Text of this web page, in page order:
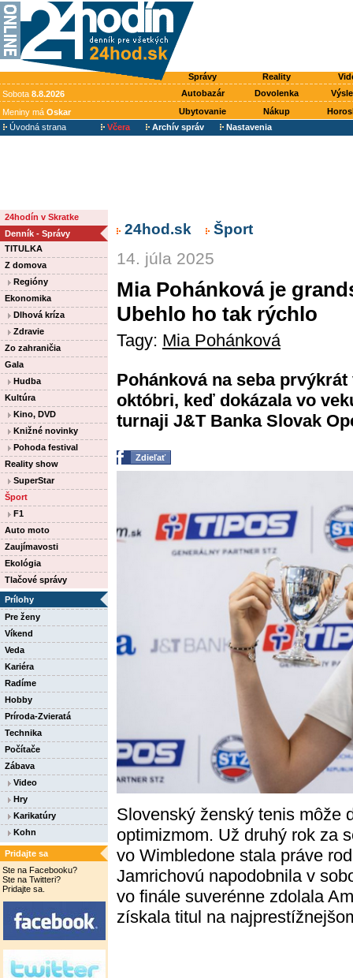
Správy Reality
Sobota 8.8.2026 Autobazár Dovolenka
Meniny má Oskar Ubytovanie Nákup
Úvodná strana
Včera Archív správ Nastavenia
24hodín v Skratke
Denník - Správy
TITULKA
Z domova
Regióny
Ekonomika
Dlhová kríza
Zdravie
Zo zahraničia
Gala
Hudba
Kultúra
Kino, DVD
Knižné novinky
Pohoda festival
Reality show
SuperStar
Šport
F1
Auto moto
Zaujímavosti
Ekológia
Tlačové správy
Prílohy
Pre ženy
Víkend
Veda
Kariéra
Radíme
Hobby
Príroda-Zvieratá
Technika
Počítače
Zábava
Video
Hry
Karikatúry
Kohn
Pridajte sa
Ste na Facebooku?
Ste na Twitteri?
Pridajte sa.
24hod.sk Šport
14. júla 2025
Mia Pohánková je
Ubehlo ho tak rýchlo
Tagy: Mia Pohánková
Pohánková na seba
októbri, keď dokázala vo
turnaji J&T Banka Slovak
Zdieľať
Slovenský ženský tenis môže
optimizmom. Už druhý rok za
vo Wimbledone stala práve
Jamrichovú napodobnila v
vo finále suverénne zdolala
získala titul na